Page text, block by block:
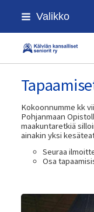
Siirry
sivun
Valikko
Kokoonnumme kk
Pohjanmaan
maakuntaretkiä
ainakin yksi
Seuraa
⁠⁠⁠⁠⁠⁠⁠Osa